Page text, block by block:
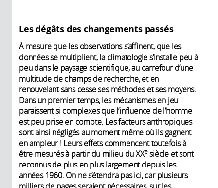
Les dégâts des changements passés
À mesure que les observations s’affinent, que les
données se multiplient, la climatologie s’installe peu à
peu dans le paysage scientifique, au carrefour d’une
multitude de champs de recherche, et en
renouvelant sans cesse ses méthodes et ses moyens.
Dans un premier temps, les mécanismes en jeu
paraissent si complexes que l’influence de l’homme
est peu prise en compte. Les facteurs anthropiques
sont ainsi négligés au moment même où ils gagnent
en ampleur ! Leurs effets commencent toutefois à
être mesurés à partir du milieu du XXesiècle et sont
reconnus de plus en plus largement depuis les
années 1960. On ne s’étendra pas ici, car plusieurs